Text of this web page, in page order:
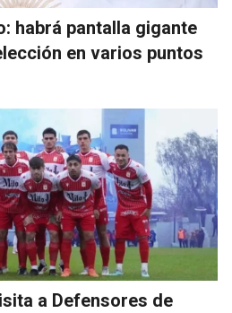
habrá pantalla gigante
en varios puntos
a Defensores de